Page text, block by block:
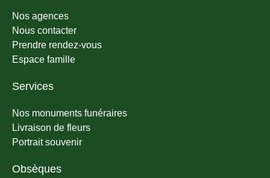
Nos agences
Nous contacter
Prendre rendez-vous
Espace famille
Services
Nos monuments funéraires
Livraison de fleurs
Portrait souvenir
Obsèques